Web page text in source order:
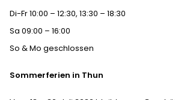
Di-Fr 10:00 – 12:30, 13:30 – 18:30
Sa 09:00 – 16:00
So & Mo geschlossen
Sommerferien in Thun